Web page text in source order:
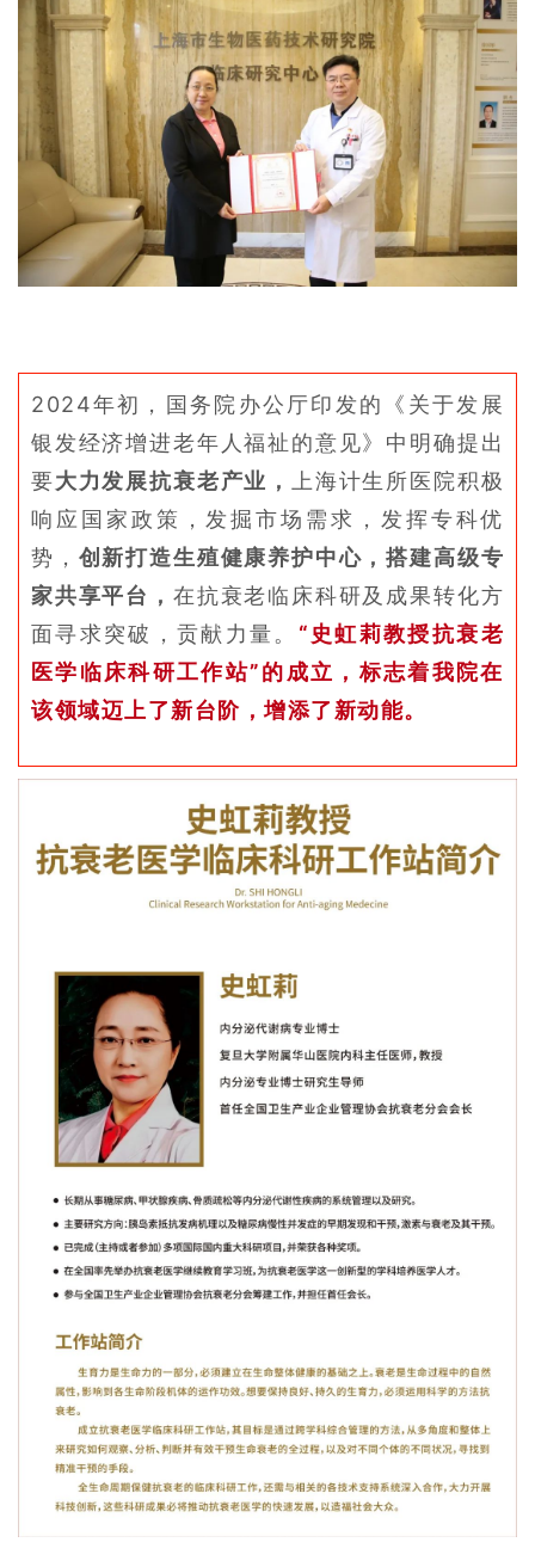
2024年初，国务院办公厅印发的《关于发展
银发经济增进老年人福祉的意见》中明确提出
要大力发展抗衰老产业，
上海计生所医院积极
响应国家政策，发掘市场需求，发挥专科优
势， 创新打造生殖健康养护中心，搭建高级专
家共享平台， 在抗衰老临床科研及成果转化方
面寻求突破，贡献力量。 “史虹莉教授抗衰老
医学临床科研工作站”的成立，标志着我院在
该领域迈上了新台阶，增添了新动能。